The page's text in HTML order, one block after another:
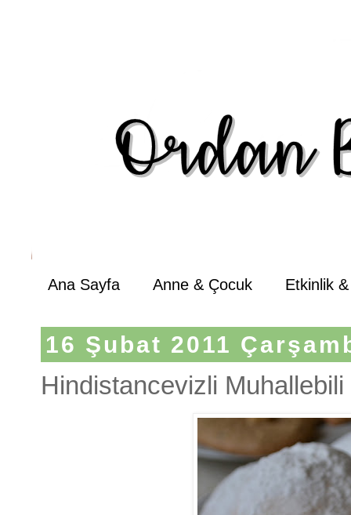
Ana Sayfa Anne & Çocuk Etkinlik
16 Şubat 2011
Hindistancevizli